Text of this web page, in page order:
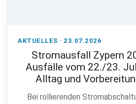
AKTUELLES · 23.07.2026
Stromausfall Zypern
Ausfälle vom 22./23.
Alltag und
Bei rollierenden